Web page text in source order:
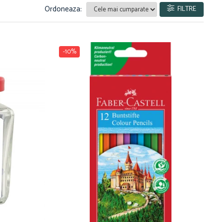
FILTRE
Ordoneaza:
-10%